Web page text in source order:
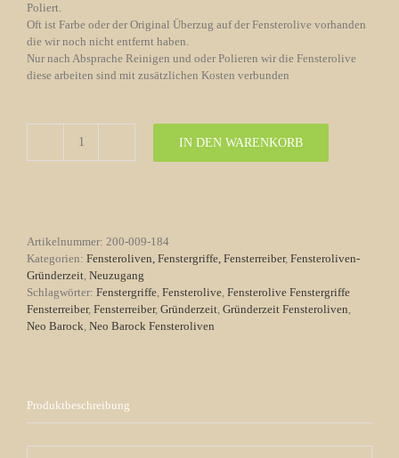
Poliert.
Oft ist Farbe oder der Original Überzug auf der Fensterolive vorhanden
die wir noch nicht entfernt haben.
Nur nach Absprache Reinigen und oder Polieren wir die Fensterolive
diese arbeiten sind mit zusätzlichen Kosten verbunden
Fensterolive
Menge
IN DEN WARENKORB
Artikelnummer: 200-009-184
Kategorien: Fensteroliven, Fenstergriffe, Fensterreiber, Fensteroliven-
Gründerzeit, Neuzugang
Schlagwörter: Fenstergriffe, Fensterolive, Fensterolive Fenstergriffe
Fensterreiber, Fensterreiber, Gründerzeit, Gründerzeit Fensteroliven,
Neo Barock, Neo Barock Fensteroliven
Produktbeschreibung